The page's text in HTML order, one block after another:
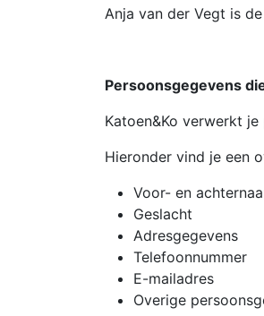
Anja van der Vegt is
Persoonsgegevens
Katoen&Ko verwerkt
Hieronder vind je een
Voor- en
Geslacht
Adresgegevens
Telefoonnummer
E-mailadres
Overige